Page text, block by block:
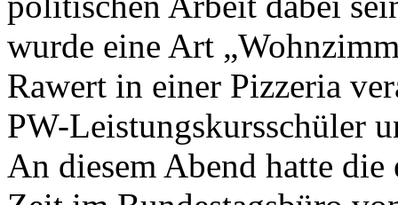
wurde eine Art
Rawert in einer Pizzeria
PW-Leistungskursschüler
An diesem Abend hatte